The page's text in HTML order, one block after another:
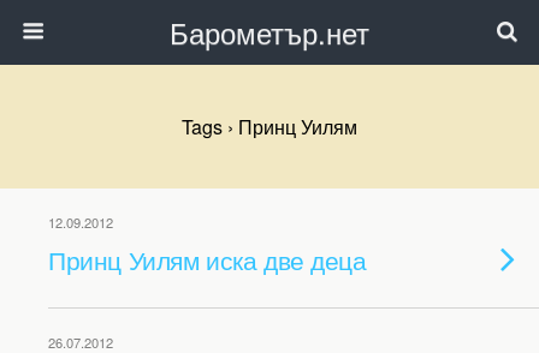
Барометър.нет
Tags › Принц Уилям
12.09.2012
Принц Уилям иска две деца
26.07.2012